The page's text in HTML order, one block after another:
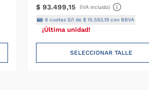
$ 93.499,15 (IVA incluido)
6cuotas S/I de $ 15.583,19con BBVA
¡Última unidad!
SELECCIONAR TALLE